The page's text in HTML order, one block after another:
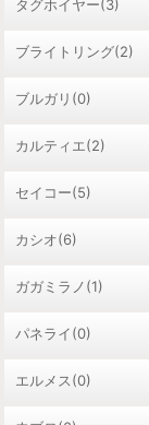
タグホイヤー(3)
ブライトリング(2)
ブルガリ(0)
カルティエ(2)
セイコー(5)
カシオ(6)
ガガミラノ(1)
パネライ(0)
エルメス(0)